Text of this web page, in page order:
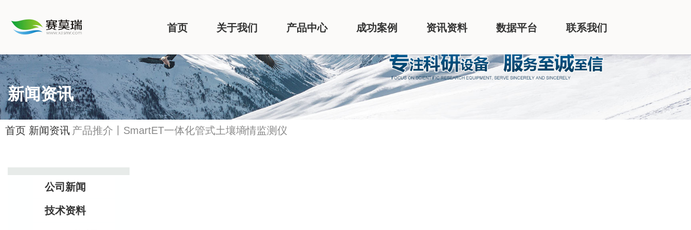
首页 关于我们 产品中心 成功案例 资讯资料 数据平台 联系我们
新闻资讯
首页 新闻资讯 产品推介丨SmartET一体化管式土壤墒情监测仪
公司新闻
技术资料